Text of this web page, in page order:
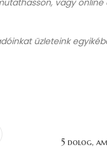
vagy
üzleteink
5 dolog,